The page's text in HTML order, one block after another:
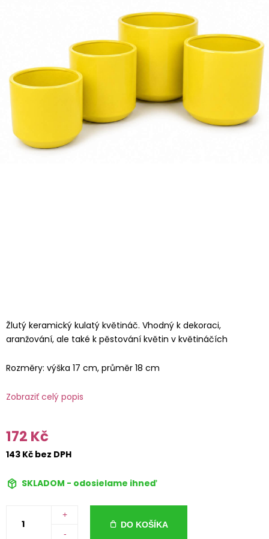
Žlutý keramický kulatý květináč. Vhodný k dekoraci,
aranžování, ale také k pěstování květin v květináčích
Rozměry: výška 17 cm, průměr 18 cm
Zobraziť celý popis
172 Kč
143 Kč bez DPH
SKLADOM - odosielame ihneď
+
-
DO KOŠÍKA